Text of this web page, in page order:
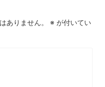
ありません。 ※ が付いてい